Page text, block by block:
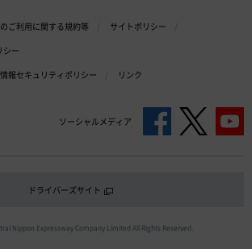
ご利用に関する規約等
サイトポリシー
シー
情報セキュリティポリシー リンク
ソーシャルメディア
ドライバーズサイト
Nippon Expressway Company Limited All Rights Reserved.